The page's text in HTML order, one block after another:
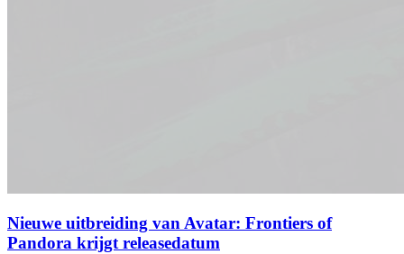
Nieuwe uitbreiding van Avatar: Frontiers of
Pandora krijgt releasedatum